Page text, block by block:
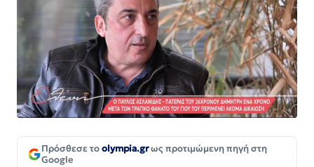
Πρόσθεσε τοolympia.grως προτιμώμενη πηγή στη
Google